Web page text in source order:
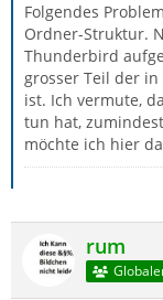
Folgendes
Ordner-Struktur.
Thunderbird
grosser Teil der
ist. Ich vermute,
tun hat,
möchte ich hier
rum